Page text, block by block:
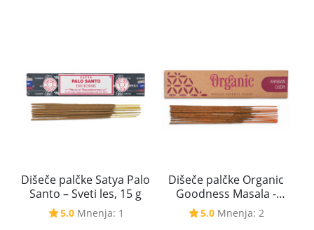
Dišeče palčke Satya Palo
Santo – Sveti les, 15 g
5.0 Mnenja: 1
Dišeče palčke Organic
Goodness Masala -
Arabian Oudh, 15 g
5.0 Mnenja: 2